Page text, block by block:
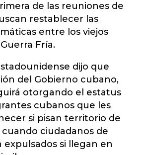
de las reuniones de
restablecer las
entre los viejos
Fría.
dijo que
del Gobierno cubano,
otorgando el estatus
cubanos que les
si pisan territorio de
cuando ciudadanos de
expulsados si llegan en